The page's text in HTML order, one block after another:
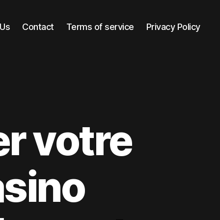
Contact Terms of service Privacy Policy
votre